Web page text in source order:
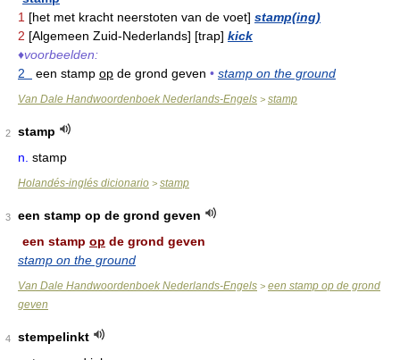
1 [het met kracht neerstoten van de voet] stamp(ing)
2 [Algemeen Zuid-Nederlands] [trap] kick
♦voorbeelden:
2
een stamp op de grond geven • stamp on the ground
Van Dale Handwoordenboek Nederlands-Engels > stamp
2
stamp
n. stamp
Holandés-inglés dicionario > stamp
3
een stamp op de grond geven
een stamp op de grond geven
stamp on the ground
Van Dale Handwoordenboek Nederlands-Engels > een stamp op de grond
geven
4
stempelinkt